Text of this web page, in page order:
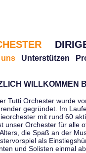
uns Unterstützen
WILLKOMMEN
Tutti Orchester wurde
gegründet. Im
mit rund 60
unser Orchester für alle
die Spaß an der
als
und Solisten einmal